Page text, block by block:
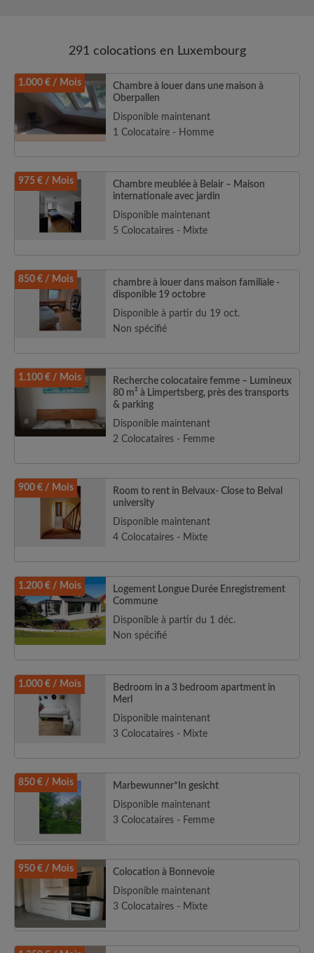
291 colocations en Luxembourg
1.000 € / Mois
Chambre à louer dans une maison à
Oberpallen
Disponible maintenant
1 Colocataire - Homme
975 € / Mois
Chambre meublée à Belair – Maison
internationale avec jardin
Disponible maintenant
5 Colocataires - Mixte
850 € / Mois
chambre à louer dans maison familiale -
disponible 19 octobre
Disponible à partir du 19 oct.
Non spécifié
1.100 € / Mois
Recherche colocataire femme – Lumineux
80 m² à Limpertsberg, près des transports
& parking
Disponible maintenant
2 Colocataires - Femme
900 € / Mois
Room to rent in Belvaux- Close to Belval
university
Disponible maintenant
4 Colocataires - Mixte
1.200 € / Mois
Logement Longue Durée Enregistrement
Commune
Disponible à partir du 1 déc.
Non spécifié
1.000 € / Mois
Bedroom in a 3 bedroom apartment in
Merl
Disponible maintenant
3 Colocataires - Mixte
850 € / Mois
Marbewunner*In gesicht
Disponible maintenant
3 Colocataires - Femme
950 € / Mois
Colocation à Bonnevoie
Disponible maintenant
3 Colocataires - Mixte